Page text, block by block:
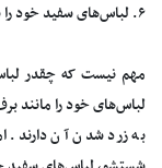
۶. لباس‌های سفید خود را سفید نگه دارید و از زردی خلاص شوید.
مهم نیست که چقدر
لباس‌های خود را مانند
به زرد شدن آن دارند.